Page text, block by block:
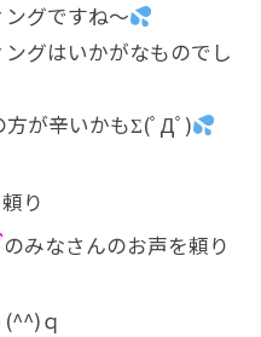
グですね～
グはいかがなものでし
が辛いかもΣ(ﾟДﾟ)
り
のみなさんのお声を頼り
ｑ